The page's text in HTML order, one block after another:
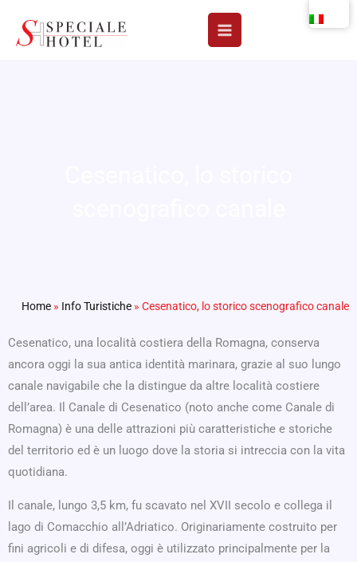
Home » Info Turistiche » Cesenatico, lo storico scenografico canale
Cesenatico, una località costiera della Romagna, conserva
ancora oggi la sua antica identità marinara, grazie al suo lungo
canale navigabile che la distingue da altre località costiere
dell’area. Il Canale di Cesenatico (noto anche come Canale di
Romagna) è una delle attrazioni più caratteristiche e storiche
del territorio ed è un luogo dove la storia si intreccia con la vita
quotidiana.
Il canale, lungo 3,5 km, fu scavato nel XVII secolo e collega il
lago di Comacchio all’Adriatico. Originariamente costruito per
fini agricoli e di difesa, oggi è utilizzato principalmente per la